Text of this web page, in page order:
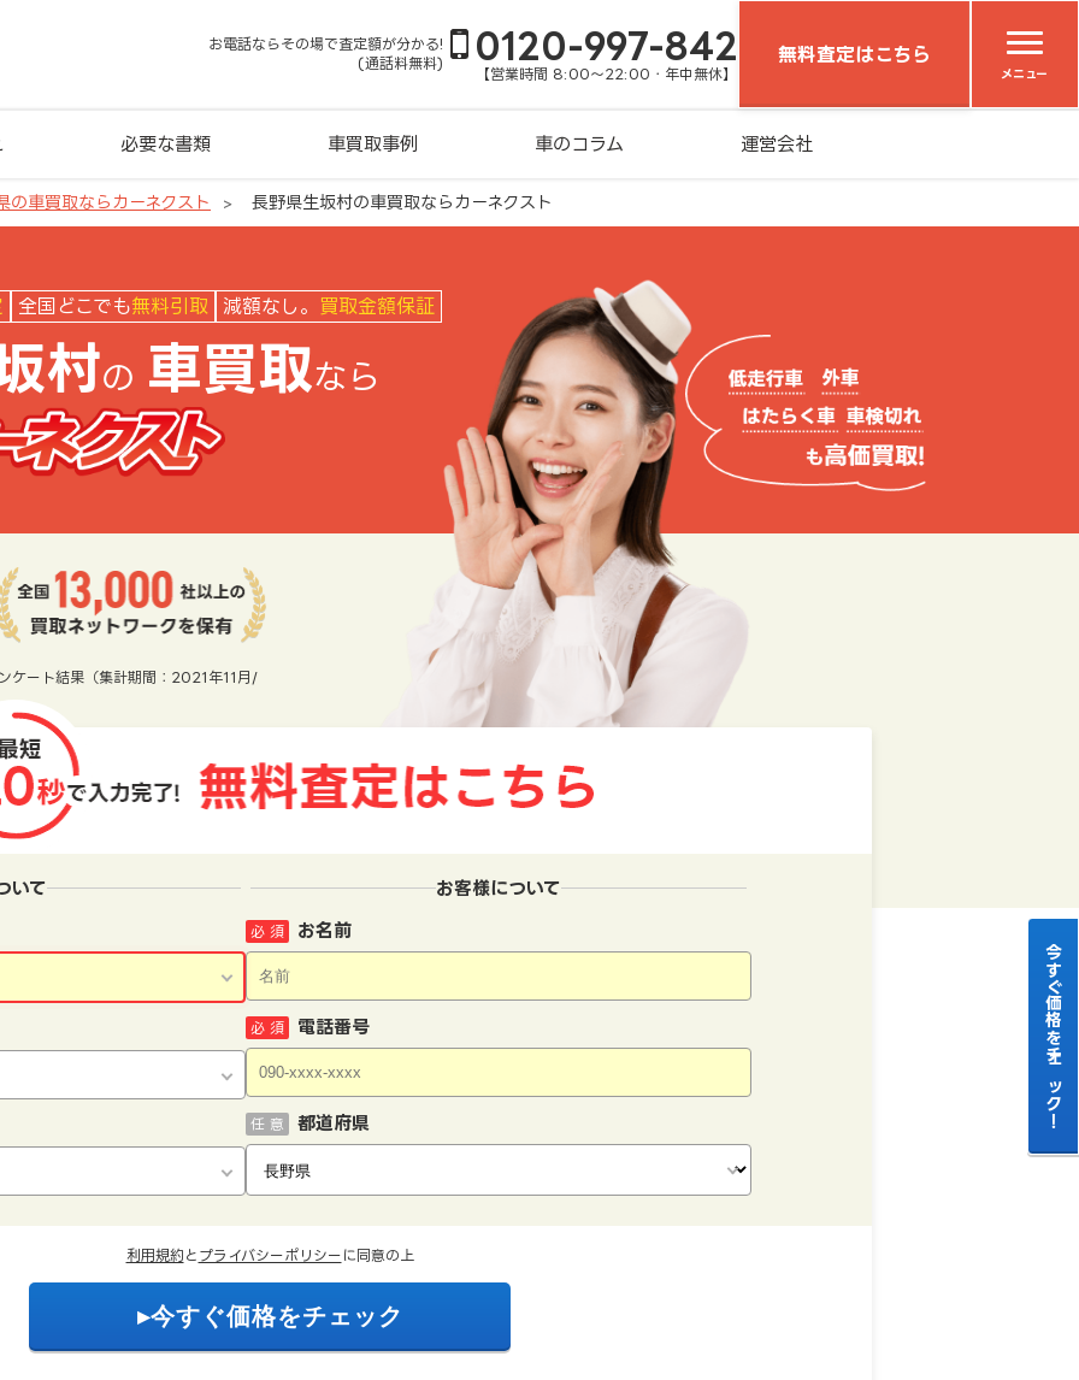
お電話ならその場で査定額が分かる!
(通話料無料)
0120-997-842
【営業時間 8:00～22:00・年中無休】
無料査定はこちら
メニュー
必要な書類 車買取事例 車のコラム 運営会社
の車買取ならカーネクスト 長野県生坂村の車買取ならカーネクスト
全国どこでも無料引取 減額なし。 買取金額保証
村の 車買取なら
ケート結果（集計期間：2021年11月/
いて お客様について
お名前
必 須
電話番号
必 須
都道府県
任 意
利用規約 と プライバシーポリシー に同意の上
今すぐ価格をチェック！